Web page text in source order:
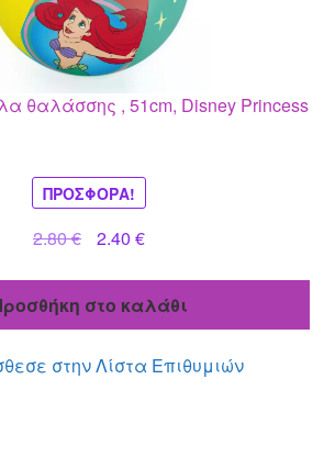
θαλάσσης , 51cm, Disney Princess
ΠΡΟΣΦΟΡΆ!
2.80€
Original
2.80 €.
2.40 €Η
είναι:
στο καλάθι
στην Λίστα Επιθυμιών